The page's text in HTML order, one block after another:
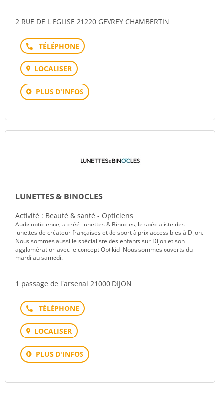
2 RUE DE L EGLISE 21220 GEVREY CHAMBERTIN
Téléphone
LOCALISER
PLUS D'INFOS
LUNETTES & BINOCLES
Activité : Beauté & santé - Opticiens
Aude opticienne, a créé Lunettes & Binocles, le spécialiste des
lunettes de créateur françaises et de sport à prix accessibles à Dijon.
Nous sommes aussi le spécialiste des enfants sur Dijon et son
agglomération avec le concept Optikid Nous sommes ouverts du
mardi au samedi.
1 passage de l'arsenal 21000 DIJON
Téléphone
LOCALISER
PLUS D'INFOS